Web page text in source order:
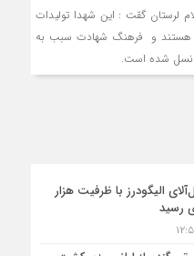
لرستان گقت : این شهدا تولیدات
هستند و فرهنگ شهادت سبب به
نسل شده است.
الیگودرز با ظرفیت هزار
رسید